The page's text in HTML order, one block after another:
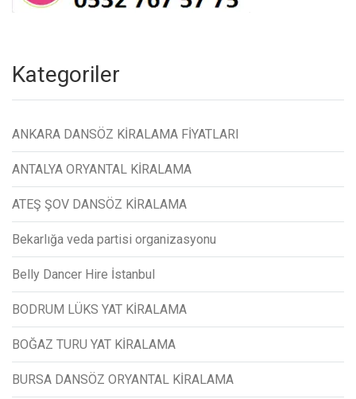
Kategoriler
ANKARA DANSÖZ KİRALAMA FİYATLARI
ANTALYA ORYANTAL KİRALAMA
ATEŞ ŞOV DANSÖZ KİRALAMA
Bekarlığa veda partisi organizasyonu
Belly Dancer Hire İstanbul
BODRUM LÜKS YAT KİRALAMA
BOĞAZ TURU YAT KİRALAMA
BURSA DANSÖZ ORYANTAL KİRALAMA